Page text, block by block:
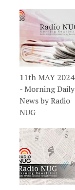
11th MAY 2024
- Morning Daily
News by Radio
NUG